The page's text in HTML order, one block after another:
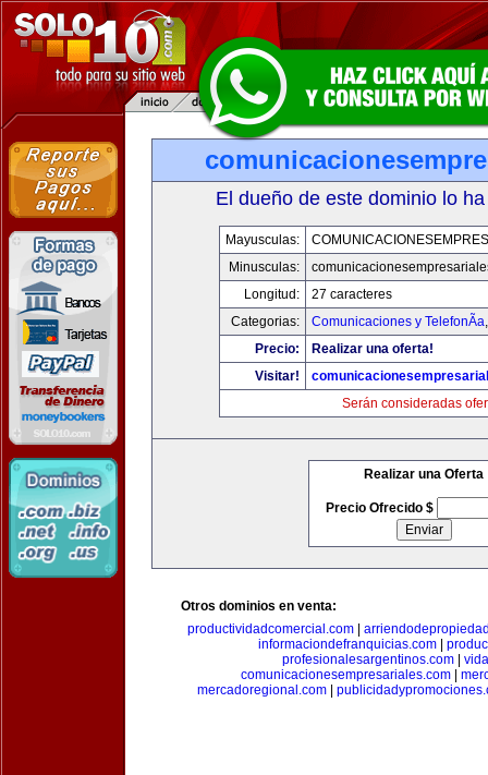
El dueño de este dominio lo
Mayusculas:
Minusculas:
Longitud:
27 caracteres
Categorias:
Comunicaciones y TelefonÃ­a
Precio:
Realizar una oferta!
Visitar!
Serán consideradas
Realizar una Oferta
Precio Ofrecido $
Otros dominios en venta:
productividadcomercial.com
informaciondefranquicias.com
profesionalesargentinos.com|
comunicacionesempresariales.com
mercadoregional.com